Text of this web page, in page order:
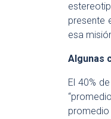
presente
esa
Algunas
El 40%